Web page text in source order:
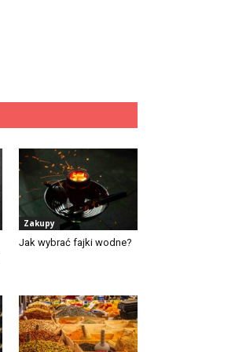
Zakupy
Jak wybrać fajki wodne?